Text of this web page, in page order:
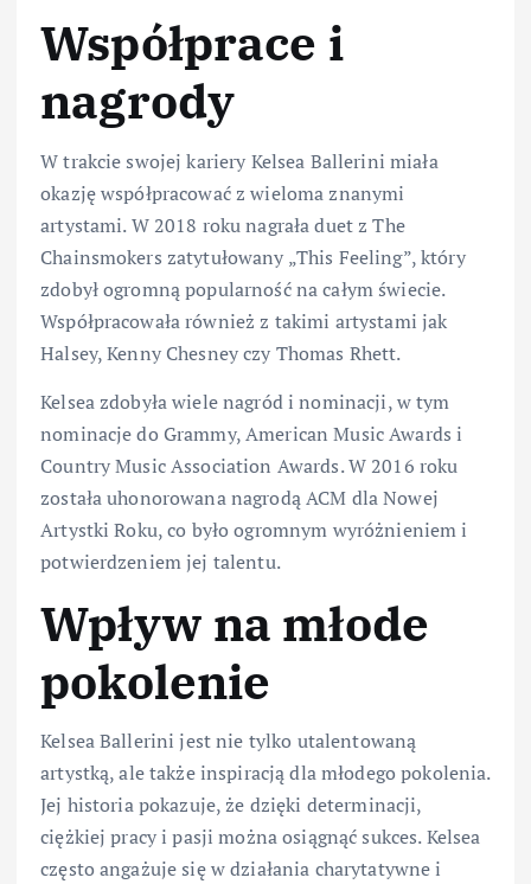
Współprace i
nagrody
W trakcie swojej kariery Kelsea Ballerini miała
okazję współpracować z wieloma znanymi
artystami. W 2018 roku nagrała duet z The
Chainsmokers zatytułowany „This Feeling”, który
zdobył ogromną popularność na całym świecie.
Współpracowała również z takimi artystami jak
Halsey, Kenny Chesney czy Thomas Rhett.
Kelsea zdobyła wiele nagród i nominacji, w tym
nominacje do Grammy, American Music Awards i
Country Music Association Awards. W 2016 roku
została uhonorowana nagrodą ACM dla Nowej
Artystki Roku, co było ogromnym wyróżnieniem i
potwierdzeniem jej talentu.
Wpływ na młode
pokolenie
Kelsea Ballerini jest nie tylko utalentowaną
artystką, ale także inspiracją dla młodego pokolenia.
Jej historia pokazuje, że dzięki determinacji,
ciężkiej pracy i pasji można osiągnąć sukces. Kelsea
często angażuje się w działania charytatywne i